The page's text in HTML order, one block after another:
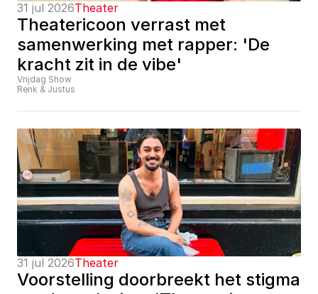
31 jul 2026Theater
Theatericoon verrast met
samenwerking met rapper: 'De
kracht zit in de vibe'
Vrijdag Show
Renk & Justus
31 jul 2026Theater
Voorstelling doorbreekt het stigma